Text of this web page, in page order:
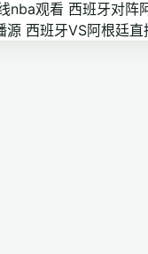
nba观看 西班牙对阵
源 西班牙VS阿根廷